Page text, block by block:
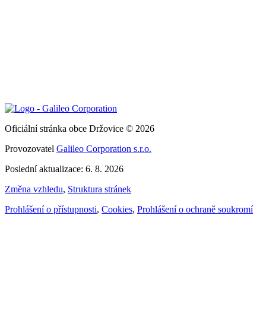
Oficiální stránka obce Držovice © 2026
Provozovatel Galileo Corporation s.r.o.
Poslední aktualizace: 6. 8. 2026
Změna vzhledu, Struktura stránek
Prohlášení o přístupnosti, Cookies, Prohlášení o ochraně soukromí